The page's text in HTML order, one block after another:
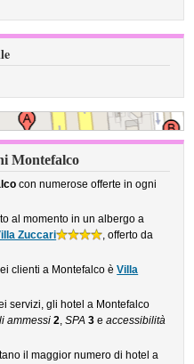
Montefalco
con numerose offerte in ogni
al momento in un albergo a
Zuccari
, offerto da
clienti a Montefalco èVilla
servizi, gli hotel a Montefalco
ammessi 2,SPA 3 eaccessibilità
il maggior numero di hotel a